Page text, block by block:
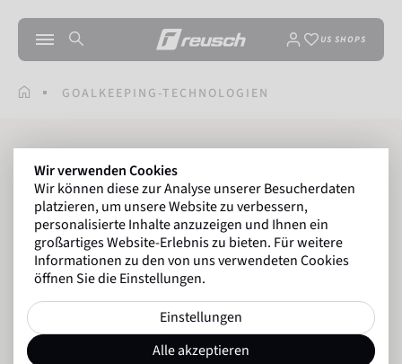
US SHOPS
GOALKEEPING-TECHNOLOGIEN
Goalkeeping
HANDSCHUH-
TECHNOLOGIEN
HANDSCHUHSCHNITTE
HANDFLÄCHENBELÄGE
FINGERSCHUTZ
Wir verwenden Cookies
Wir können diese zur Analyse unserer Besucherdaten
platzieren, um unsere Website zu verbessern,
personalisierte Inhalte anzuzeigen und Ihnen ein
großartiges Website-Erlebnis zu bieten. Für weitere
Informationen zu den von uns verwendeten Cookies
öffnen Sie die Einstellungen.
Einstellungen
Alle akzeptieren